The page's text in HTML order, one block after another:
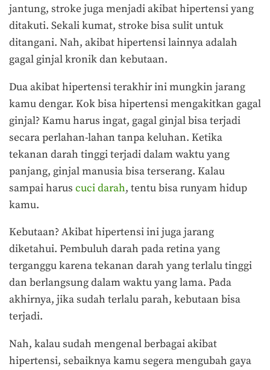
jantung, stroke juga menjadi akibat hipertensi yang
ditakuti. Sekali kumat, stroke bisa sulit untuk
ditangani. Nah, akibat hipertensi lainnya adalah
gagal ginjal kronik dan kebutaan.
Dua akibat hipertensi terakhir ini mungkin jarang
kamu dengar. Kok bisa hipertensi mengakitkan gagal
ginjal? Kamu harus ingat, gagal ginjal bisa terjadi
secara perlahan-lahan tanpa keluhan. Ketika
tekanan darah tinggi terjadi dalam waktu yang
panjang, ginjal manusia bisa terserang. Kalau
sampai harus cuci darah, tentu bisa runyam hidup
kamu.
Kebutaan? Akibat hipertensi ini juga jarang
diketahui. Pembuluh darah pada retina yang
terganggu karena tekanan darah yang terlalu tinggi
dan berlangsung dalam waktu yang lama. Pada
akhirnya, jika sudah terlalu parah, kebutaan bisa
terjadi.
Nah, kalau sudah mengenal berbagai akibat
hipertensi, sebaiknya kamu segera mengubah gaya